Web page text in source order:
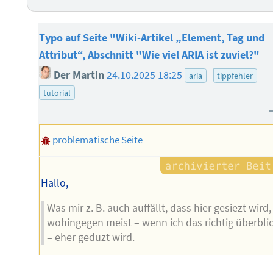
Typo auf Seite "Wiki-Artikel „Element, Tag und
Attribut“, Abschnitt "Wie viel ARIA ist zuviel?"
Der Martin24.10.2025 18:25 aria
tippfehler
tutorial
problematische Seite
Hallo,
Was mir z. B. auch auffällt, dass hier gesiezt wird,
wohingegen meist – wenn ich das richtig
– eher geduzt wird.